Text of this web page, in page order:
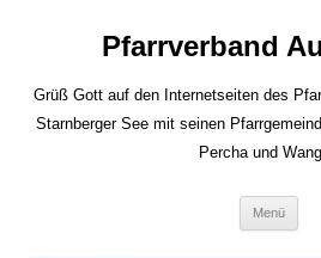
Pfarrverband
Grüß Gott auf den Internetseiten des
Starnberger See mit seinen
Percha und
Menü